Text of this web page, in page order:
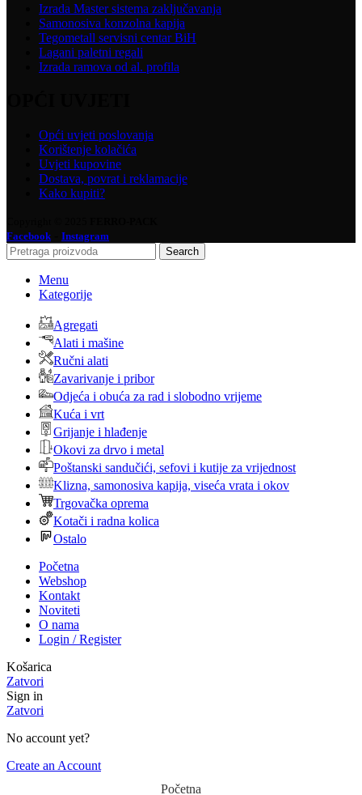
Izrada Master sistema zaključavanja
Samonosiva konzolna kapija
Tegometall servisni centar BiH
Lagani paletni regali
Izrada ramova od al. profila
Opći uvjeti poslovanja
Korištenje kolačića
Uvjeti kupovine
Dostava, povrat i reklamacije
Kako kupiti?
Facebook
Instagram
Search
Menu
Kategorije
Agregati
Alati i mašine
Ručni alati
Zavarivanje i pribor
Odjeća i obuća za rad i slobodno vrijeme
Kuća i vrt
Grijanje i hlađenje
Okovi za drvo i metal
Poštanski sandučići, sefovi i kutije za vrijednost
Klizna, samonosiva kapija, viseća vrata i okov
Trgovačka oprema
Kotači i radna kolica
Ostalo
Početna
Webshop
Kontakt
Noviteti
O nama
Login / Register
Košarica
Zatvori
Sign in
Zatvori
No account yet?
Create an Account
Početna